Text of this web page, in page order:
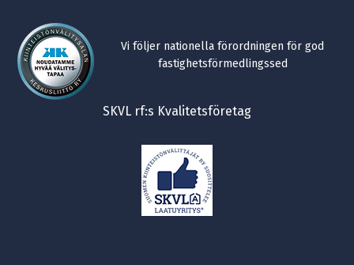
Vi följer nationella förordningen för god
fastighetsförmedlingssed
SKVL rf:s Kvalitetsföretag